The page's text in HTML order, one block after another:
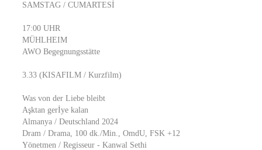
SAMSTAG / CUMARTESİ
17:00 UHR
MÜHLHEIM
AWO Begegnungsstätte
3.33 (KISAFILM / Kurzfilm)
Was von der Liebe bleibt
Aşktan gerİye kalan
Almanya / Deutschland 2024
Dram / Drama, 100 dk./Min., OmdU, FSK +12
Yönetmen / Regisseur - Kanwal Sethi